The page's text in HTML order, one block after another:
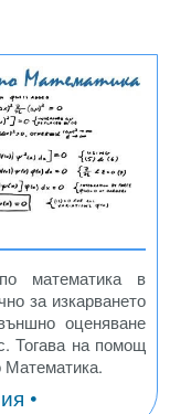
математика в
за изкарването
оценяване
Тогава на помощ
Математика.
•